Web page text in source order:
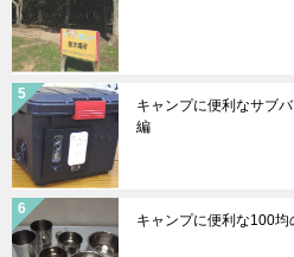
キャンプに便利なサブ
編
キャンプに便利な100